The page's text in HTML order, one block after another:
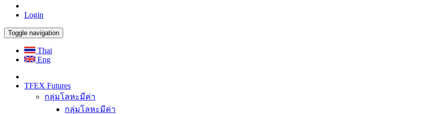
Login
Toggle navigation
Thai
Eng
TFEX Futures
กลุ่มโลหะมีค่า
กลุ่มโลหะมีค่า